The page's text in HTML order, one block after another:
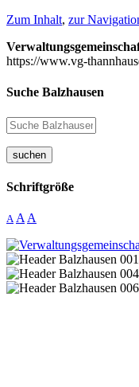
Zum Inhalt, zur
https://www.vg-
Suche Balzhausen
suchen
Schriftgröße
A A A